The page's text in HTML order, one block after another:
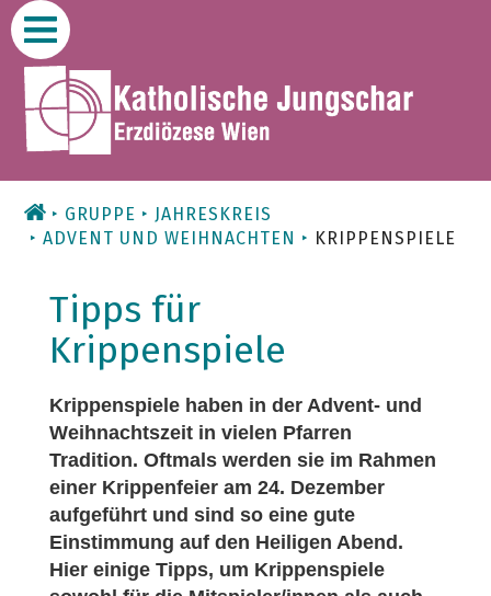
Zum
Inhalt
GRUPPE
JAHRESKREIS
ADVENT UND WEIHNACHTEN
KRIPPENSPIELE
Tipps für
Krippenspiele
Krippenspiele haben in der Advent- und
Weihnachtszeit in vielen Pfarren
Tradition. Oftmals werden sie im Rahmen
einer Krippenfeier am 24. Dezember
aufgeführt und sind so eine gute
Einstimmung auf den Heiligen Abend.
Hier einige Tipps, um Krippenspiele